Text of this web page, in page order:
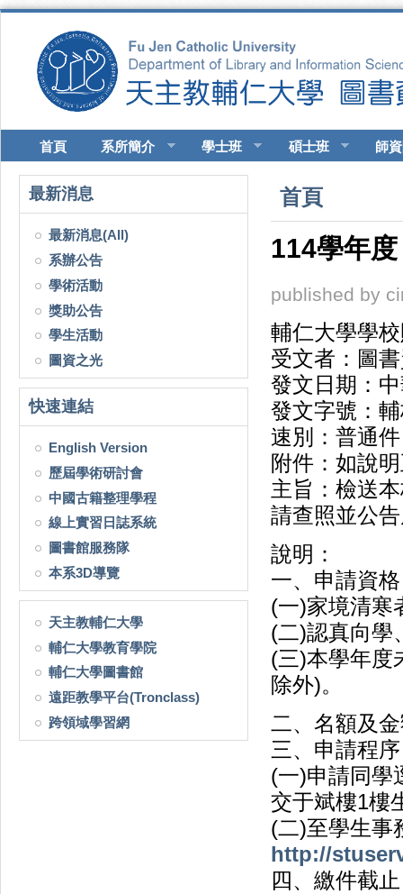
首頁 系所簡介 學士班 碩士班 師
最新消息
最新消息(All)
系辦公告
學術活動
獎助公告
學生活動
圖資之光
快速連結
English Version
歷屆學術研討會
中國古籍整理學程
線上實習日誌系統
圖書館服務隊
本系3D導覽
天主教輔仁大學
輔仁大學教育學院
輔仁大學圖書館
遠距教學平台(Tronclass)
跨領域學習網
您在這裡
首頁
114學年
published by
輔仁大學學
受文者：圖
發文日期：
發文字號：
速別：普通件
附件：如說
主旨：檢送
請查照並公
說明：
一、申請資
(一)家境清寒
(二)認真向學
(三)本學年度
除外)。
二、名額及
三、申請程
(一)申請同學
交于斌樓1樓
(二)至學生事
http://
四、繳件截